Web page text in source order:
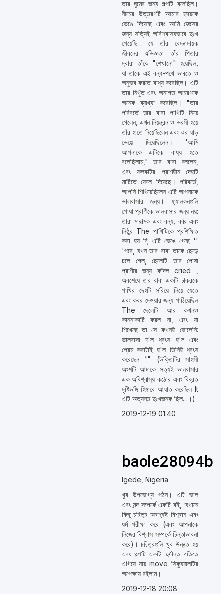
তার ঘুমের জন্য গল্পটি বলেছিল।
নীচের উত্তরণটি আমার হৃদয়কে
ভেঙে দিয়েছে এবং আমি জেসের
জন্য সত্যিই অবিশ্বাস্যভাবে দুঃখ
পেয়েছি… যে তাঁর বেদনাদায়ক
জীবনের অভিজ্ঞতা তাঁর পিতার
দ্বারা তাঁকে "শেখানো" হয়েছিল,
যা তাকে এই বন্ধ-পথে ভাবতে ও
অনুভব করতে বাধ্য করেছিল। এটি
তার নিখুঁত এবং অনাগত আচরণকে
অনেক ব্যাখ্যা করেছিল। "তার
পরিবর্তে তার বাবা পাখিটি নিয়ে
গেলেন, এখন নিয়ন্ত্রন ও ভরসী হয়ে
তাঁর হাতে নিয়েছিলেন এবং এর ঘাড়
ভেঙে দিয়েছিলেন। 'আমি
আপনাকে এটিকে বাধ্য হতে
বলেছিলাম," তার বাবা বললেন,
এবং ফলকটির প্রাণহীন দেহটি
মাটিতে ফেলে দিয়েছে। পরিবর্তে,
আপনি শিখিয়েছিলেন এটি আপনাকে
ভালবাসার জন্য। ফ্যালকনগুলি
পোষা প্রাণীকে ভালবাসার জন্য নয়:
তারা মারাত্মক এবং বন্য, বর্বর এবং
নিষ্ঠুর The পাখিটিকে প্রশিক্ষিত
করা হয় নি; এটি ভেঙে গেছে ''
'পরে, যখন তার বাবা তাকে ছেড়ে
চলে গেল, ছেলেটি তার পোষা
প্রাণীর জন্য কাঁদল cried ,
অবশেষে তার বাবা একটি চাকরকে
পাখির দেহটি সরিয়ে নিয়ে যেতে
এবং কবর দেওয়ার জন্য পাঠিয়েছিল
The ছেলেটি আর কখনও
কান্নাকাটি করল না, এবং যা
শিখেছে তা সে কখনই ভোলেনি:
ভালবাসা হ'ল ধ্বংস হ'ল এবং
প্রেম করাটাই হ'ল তিনিই ধ্বংস
করেছেন ”" (উক্তিটির সাহসী
অংশটি আমাকে সত্যই ভালবাসার
এক অবিশ্বাস্য কঠোর এবং বিব্রত
দৃষ্টিভঙ্গি হিসাবে আঘাত করেছিল It
এটি অত্যন্ত দুঃখজনক ছিল…।)
2019-12-19 01:40
Igede, Nigeria
খুব উপভোগ্য পঠন। এটি ভাল
এবং মন্দ সম্পর্কে একটি বই, যেখানে
কিছু চরিত্র অবশ্যই বিশ্বাস এবং
ধর্ম পরীক্ষা করে (এবং আপনাকে
নিজের বিশ্বাস সম্পর্কে চিন্তাভাবনা
করে)। চরিত্রগুলি খুব উন্নত হয়
এবং গল্পটি একটি দুর্দান্ত গতিতে
এগিয়ে যায় move সিক্যুয়ালটির
অপেক্ষায় রইলাম।
2019-12-18 20:08